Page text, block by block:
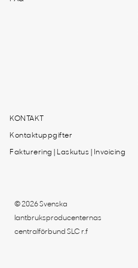
KONTAKT
Kontaktuppgifter
Fakturering | Laskutus | Invoicing
© 2026 Svenska
lantbruksproducenternas
centralförbund SLC r.f